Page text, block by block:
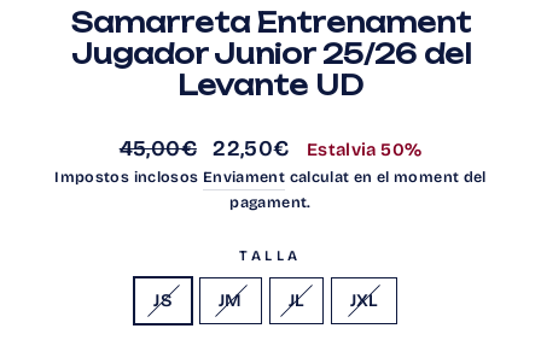
Samarreta Entrenament
Jugador Junior 25/26 del
Levante UD
Preu
regular
45,00€
Preu
d'oferta
22,50€ Estalvia 50%
Impostos inclosos Enviament calculat en el moment del
pagament.
TALLA
JS JM JL JXL